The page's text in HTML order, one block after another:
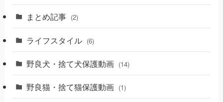
まとめ記事 (2)
ライフスタイル (6)
野良犬・捨て犬保護動画 (14)
野良猫・捨て猫保護動画 (1)